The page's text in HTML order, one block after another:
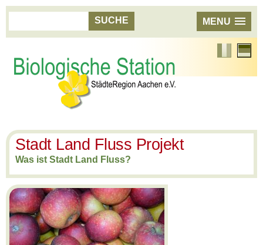
MENU
Stadt Land Fluss Projekt
Was ist Stadt Land Fluss?